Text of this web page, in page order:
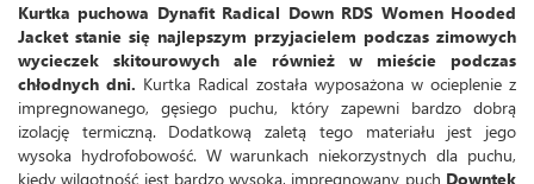
Kurtka puchowa Dynafit Radical Down RDS Women Hooded
Jacket stanie się najlepszym przyjacielem podczas zimowych
wycieczek skitourowych ale również w mieście podczas
chłodnych dni. Kurtka Radical została wyposażona w ocieplenie z
impregnowanego, gęsiego puchu, który zapewni bardzo dobrą
izolację termiczną. Dodatkową zaletą tego materiału jest jego
wysoka hydrofobowość. W warunkach niekorzystnych dla puchu,
kiedy wilgotność jest bardzo wysoka, impregnowany puch Downtek